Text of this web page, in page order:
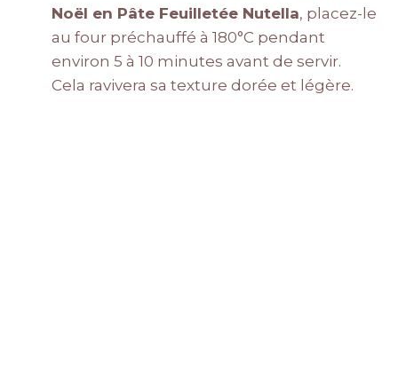
Noël en Pâte Feuilletée Nutella, placez-le
au four préchauffé à 180°C pendant
environ 5 à 10 minutes avant de servir.
Cela ravivera sa texture dorée et légère.